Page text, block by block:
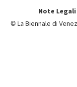
Note Legali
© La Biennale di